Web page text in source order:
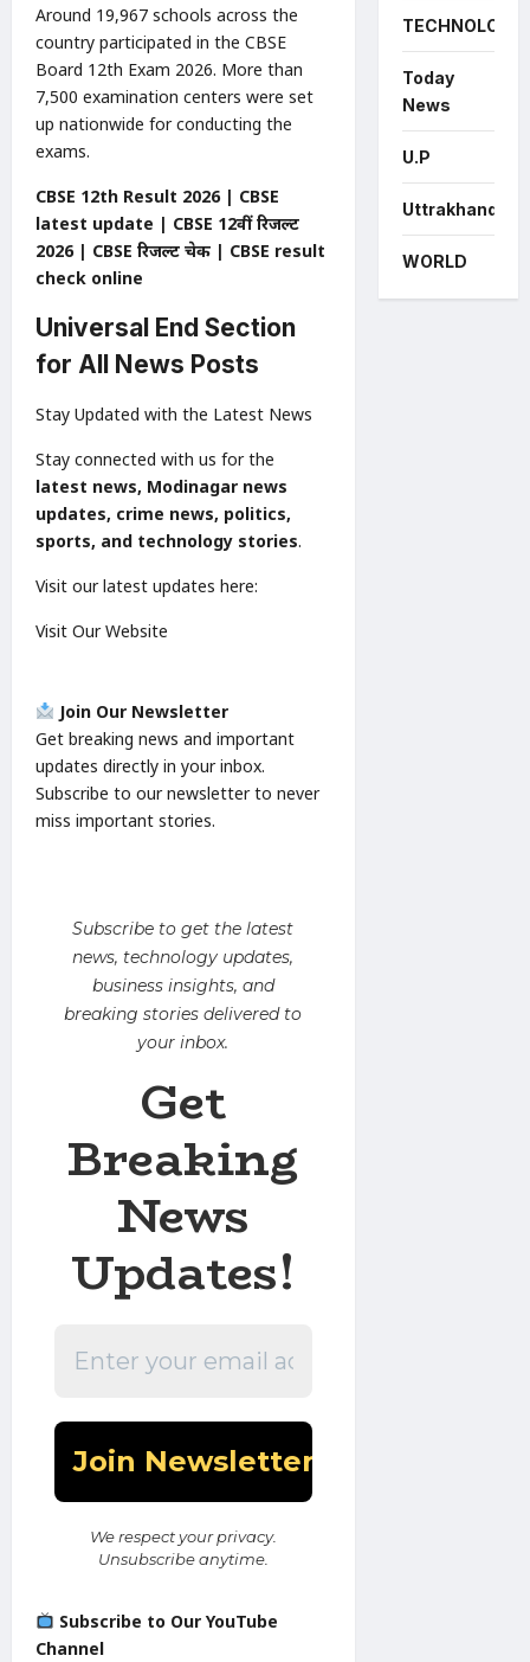
Around 19,967 schools across the
country participated in the CBSE
Board 12th Exam 2026. More than
7,500 examination centers were set
up nationwide for conducting the
exams.
CBSE 12th Result 2026 | CBSE
latest update | CBSE 12वीं रिजल्ट
2026 | CBSE रिजल्ट चेक | CBSE result
check online
Universal End Section
for All News Posts
Stay Updated with the Latest News
Stay connected with us for the
latest news, Modinagar news
updates, crime news, politics,
sports, and technology stories.
Visit our latest updates here:
Visit Our Website
Join Our Newsletter
Get breaking news and important
updates directly in your inbox.
Subscribe to our newsletter to never
miss important stories.
Subscribe to get the latest
news, technology updates,
business insights, and
breaking stories delivered to
your inbox.
Get
Breaking
News
Updates!
We respect your privacy.
Unsubscribe anytime.
Subscribe to Our YouTube
Channel
TECHNOLOGY
Today
News
U.P
Uttrakhand
WORLD